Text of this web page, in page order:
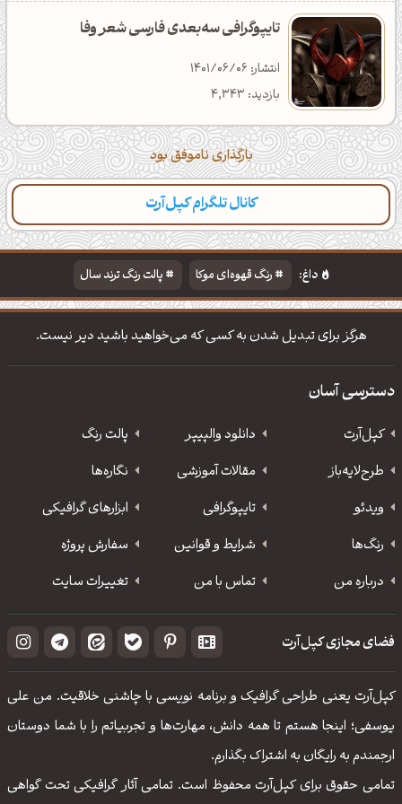
تایپوگرافی سه‌بعدی فارسی شعر وفا
انتشار: 1401/06/06
بازدید: 4,343
بارگذاری ناموفق بود
کانال تلگرام کپل‌آرت
داغ: رنگ قهوه‌ای موکا
پالت رنگ ترند سال
دانلود والپیپر مذهبی
تایپوگرافی شعر مولانا
هرگز برای تبدیل شدن به کسی که می‌خواهید باشید دیر نیست.
دسترسی آسان
کپل‌آرت دانلود‌ والپیپر
پالت رنگ
طرح‌لایه‌باز
مقالات آموزشی
نگاره‌ها
ویدئو
‌تایپوگرافی
ابزارهای گرافیکی
رنگ‌ها
شرایط و قوانین
سفارش پروژه
درباره من
تماس با من تغییرات سایت
فضای مجازی کپل‌آرت
کپل‌آرت یعنی طراحی گرافیک و برنامه نویسی با چاشنی خلاقیت. من علی
یوسفی؛ اینجا هستم تا همه دانش، مهارت‌‌ها و تجربیاتم را با شما دوستان
ارجمندم به رایگان به اشتراک بگذارم.
تمامی حقوق برای کپل‌آرت محفوظ است. تمامی آثار گرافیکی تحت گواهی